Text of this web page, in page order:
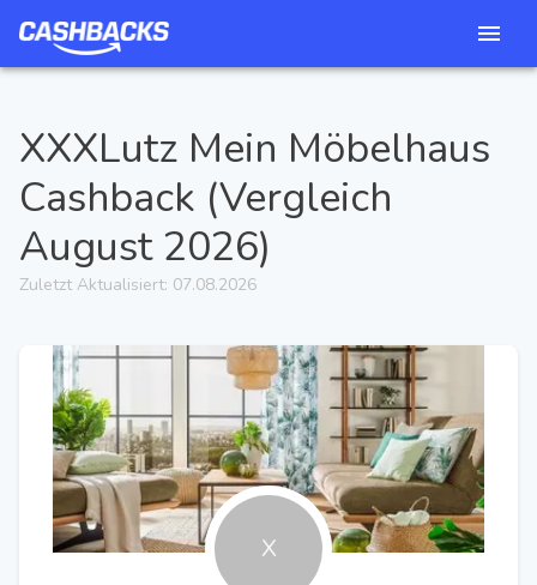
XXXLutz Mein Möbelhaus
Cashback (Vergleich
August 2026)
Zuletzt Aktualisiert: 07.08.2026
X